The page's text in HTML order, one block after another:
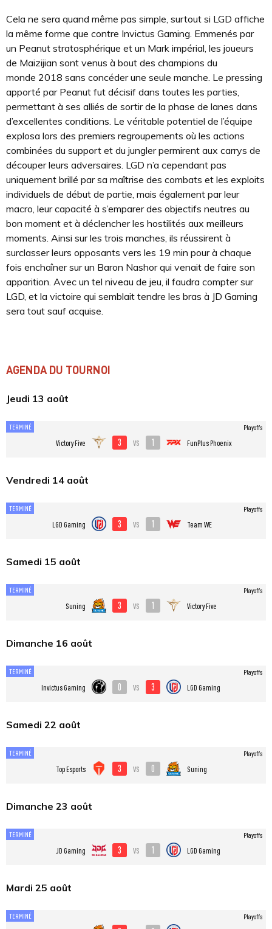
Cela ne sera quand même pas simple, surtout si LGD affiche
la même forme que contre Invictus Gaming. Emmenés par
un Peanut stratosphérique et un Mark impérial, les joueurs
de Maizijian sont venus à bout des champions du
monde 2018 sans concéder une seule manche. Le pressing
apporté par Peanut fut décisif dans toutes les parties,
permettant à ses alliés de sortir de la phase de lanes dans
d’excellentes conditions. Le véritable potentiel de l’équipe
explosa lors des premiers regroupements où les actions
combinées du support et du jungler permirent aux carrys de
découper leurs adversaires. LGD n’a cependant pas
uniquement brillé par sa maîtrise des combats et les exploits
individuels de début de partie, mais également par leur
macro, leur capacité à s’emparer des objectifs neutres au
bon moment et à déclencher les hostilités aux meilleurs
moments. Ainsi sur les trois manches, ils réussirent à
surclasser leurs opposants vers les 19 min pour à chaque
fois enchaîner sur un Baron Nashor qui venait de faire son
apparition. Avec un tel niveau de jeu, il faudra compter sur
LGD, et la victoire qui semblait tendre les bras à JD Gaming
sera tout sauf acquise.
AGENDA DU TOURNOI
Jeudi 13 août
TERMINÉ
Victory Five 3 vs 1 FunPlus Phoenix
Playoffs
Vendredi 14 août
TERMINÉ
LGD Gaming 3 vs 1 Team WE
Playoffs
Samedi 15 août
TERMINÉ
Suning 3 vs 1 Victory Five
Playoffs
Dimanche 16 août
TERMINÉ
Invictus Gaming 0 vs 3 LGD Gaming
Playoffs
Samedi 22 août
TERMINÉ
Top Esports 3 vs 0 Suning
Playoffs
Dimanche 23 août
TERMINÉ
JD Gaming 3 vs 1 LGD Gaming
Playoffs
Mardi 25 août
TERMINÉ Playoffs